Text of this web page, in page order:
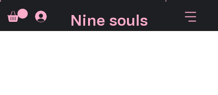
Nine souls